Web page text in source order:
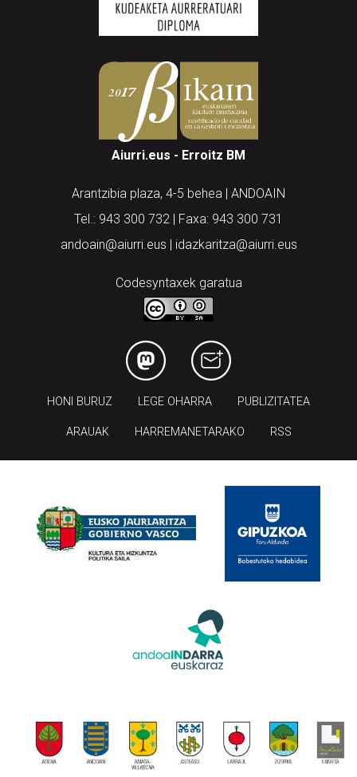
Aiurri.eus - Erroitz BM
Arantzibia plaza, 4-5 behea | ANDOAIN
Tel.: 943 300 732 | Faxa: 943 300 731
andoain@aiurri.eus | idazkaritza@aiurri.eus
Codesyntaxek garatua
HONI BURUZ LEGE OHARRA PUBLIZITATEA
ARAUAK HARREMANETARAKO RSS